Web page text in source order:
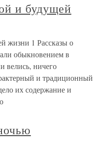
и будущей
жизни 1 Рассказы о
обыкновением в
велись, ничего
и традиционный
их содержание и